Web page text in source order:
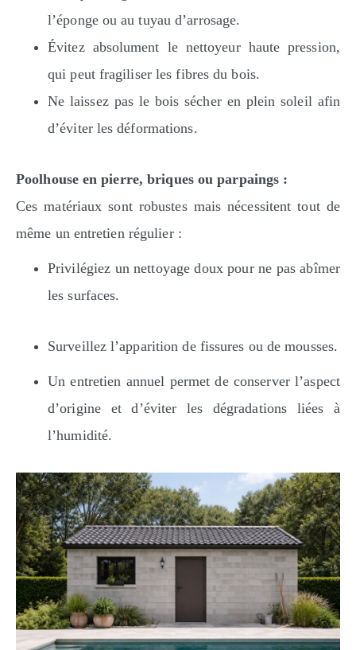
l’éponge ou au tuyau d’arrosage.
Évitez absolument le nettoyeur haute pression,
qui peut fragiliser les fibres du bois.
Ne laissez pas le bois sécher en plein soleil afin
d’éviter les déformations.
Poolhouse en pierre, briques ou parpaings :
Ces matériaux sont robustes mais nécessitent tout de
même un entretien régulier :
Privilégiez un nettoyage doux pour ne pas abîmer
les surfaces.
Surveillez l’apparition de fissures ou de mousses.
Un entretien annuel permet de conserver l’aspect
d’origine et d’éviter les dégradations liées à
l’humidité.